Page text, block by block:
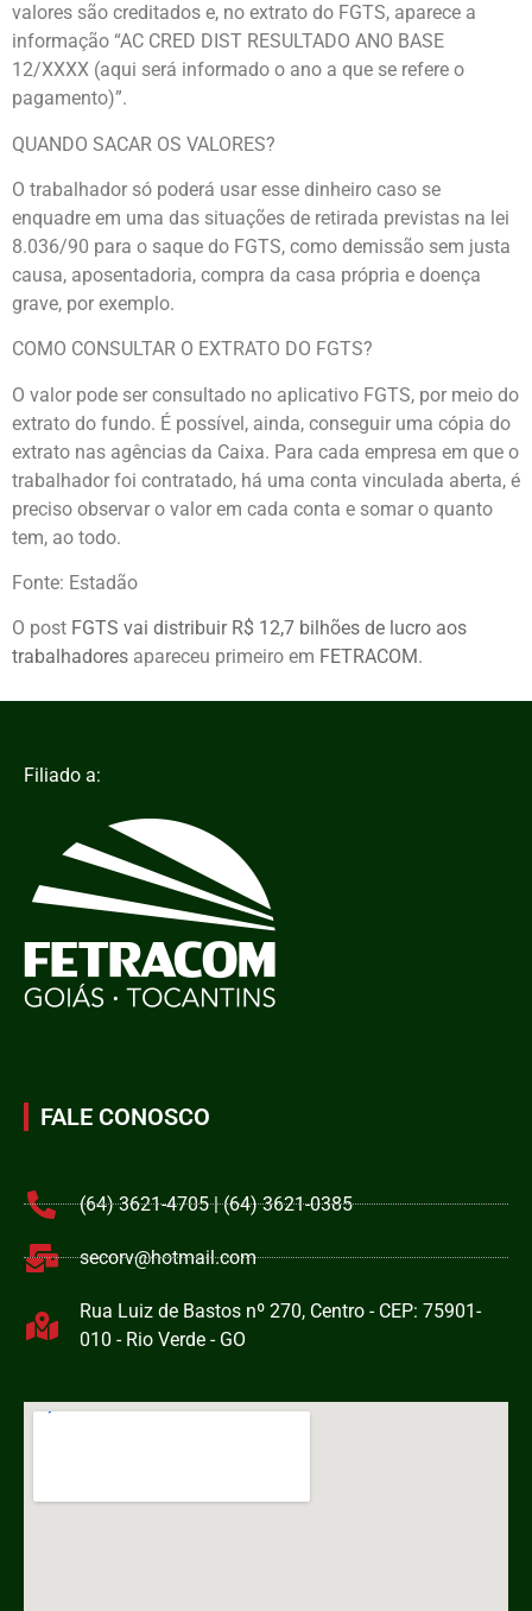
valores são creditados e, no extrato do FGTS, aparece a
informação “AC CRED DIST RESULTADO ANO BASE
12/XXXX (aqui será informado o ano a que se refere o
pagamento)”.
QUANDO SACAR OS VALORES?
O trabalhador só poderá usar esse dinheiro caso se
enquadre em uma das situações de retirada previstas na lei
8.036/90 para o saque do FGTS, como demissão sem justa
causa, aposentadoria, compra da casa própria e doença
grave, por exemplo.
COMO CONSULTAR O EXTRATO DO FGTS?
O valor pode ser consultado no aplicativo FGTS, por meio do
extrato do fundo. É possível, ainda, conseguir uma cópia do
extrato nas agências da Caixa. Para cada empresa em que o
trabalhador foi contratado, há uma conta vinculada aberta, é
preciso observar o valor em cada conta e somar o quanto
tem, ao todo.
Fonte: Estadão
O post FGTS vai distribuir R$ 12,7 bilhões de lucro aos
trabalhadores apareceu primeiro em FETRACOM.
Filiado a:
FALE CONOSCO
(64) 3621-4705 | (64) 3621-0385
secorv@hotmail.com
Rua Luiz de Bastos nº 270, Centro - CEP: 75901-
010 - Rio Verde - GO